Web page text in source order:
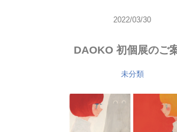
2022/03/30
DAOKO 初個展のご
未分類